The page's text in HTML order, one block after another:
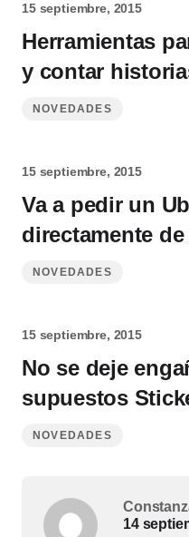
15 septiembre, 2015
Herramientas
y contar
NOVEDADES
15 septiembre, 2015
Va a pedir un
directamente
NOVEDADES
15 septiembre, 2015
No se deje
supuestos
NOVEDADES
14